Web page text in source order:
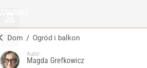
Dom / Ogród i balkon
Autor:
Magda Grefkowicz